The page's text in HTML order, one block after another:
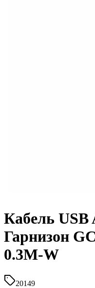
Кабель
Гарнизон
0.3M-W
20149